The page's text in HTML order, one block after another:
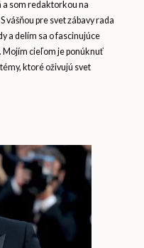
a som redaktorkou na
vášňou pre svet zábavy rada
a delím sa o fascinujúce
Mojím cieľom je ponúknuť
ktoré oživujú svet